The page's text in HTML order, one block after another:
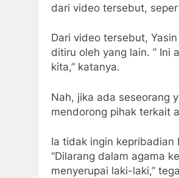
dari video tersebut,
Dari video tersebut,
ditiru oleh yang lain. ” Ini
kita,” katanya.
Nah, jika ada seseorang
mendorong pihak terkait
Ia tidak ingin kepribadian
“Dilarang dalam agama
menyerupai laki-laki,”